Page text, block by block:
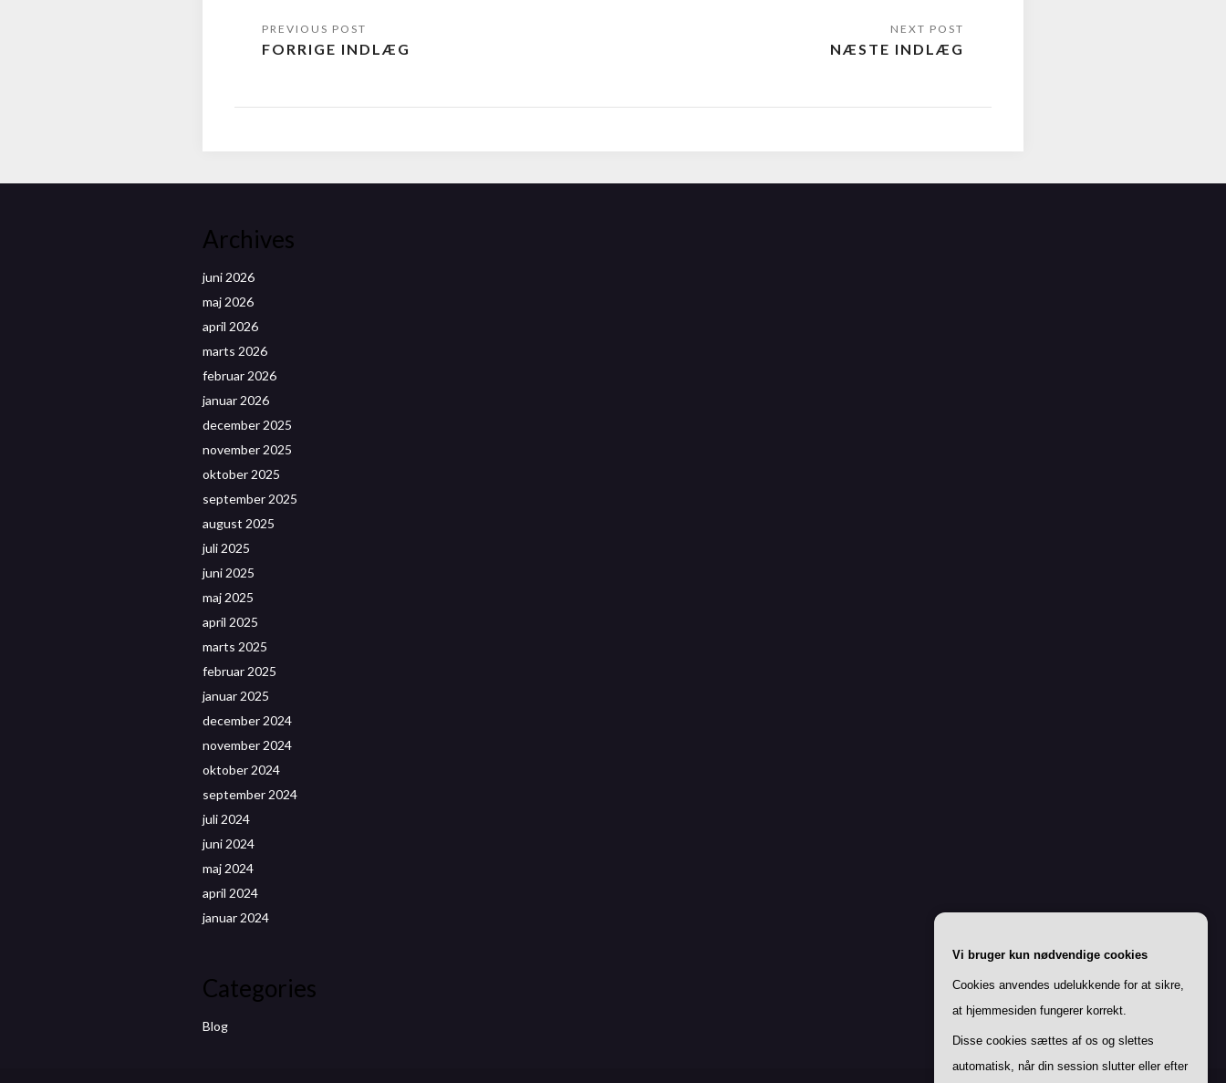
FORRIGE INDLÆG NÆSTE INDLÆG
Archives
juni 2026
maj 2026
april 2026
marts 2026
februar 2026
januar 2026
december 2025
november 2025
oktober 2025
september 2025
august 2025
juli 2025
juni 2025
maj 2025
april 2025
marts 2025
februar 2025
januar 2025
december 2024
november 2024
oktober 2024
september 2024
juli 2024
juni 2024
maj 2024
april 2024
januar 2024
Categories
Blog
Vi bruger kun nødvendige cookies
Cookies anvendes udelukkende for at sikre,
at hjemmesiden fungerer korrekt.
Disse cookies sættes af os og slettes
automatisk, når din session slutter eller efter